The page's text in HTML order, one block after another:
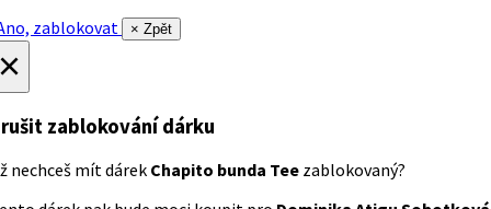
zablokovat
× Zpět
zablokování dárku
nechceš mít dárek Chapito bunda Tee zablokovaný?